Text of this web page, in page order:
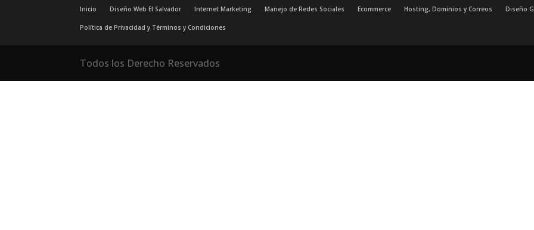
Inicio Diseño Web El Salvador Internet Marketing Manejo de Redes Sociales Ecommerce Hosting, Dominios y Correos Diseño
Política de Privacidad y Términos y Condiciones
Todos los Derecho Reservados